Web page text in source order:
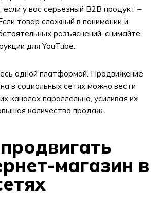
если у вас серьезный B2B продукт –
товар сложный в понимании и
разъяснений, снимайте
для YouTube.
одной платформой. Продвижение
в социальных сетях можно вести
каналах параллельно, усиливая их
количество продаж.
магазин в